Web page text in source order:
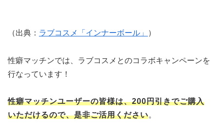
（出典： ラブコスメ「インナーボール」 ）
性癖マッチンでは、ラブコスメとのコラボキャンペーンを
行なっています！
性癖マッチンユーザーの皆様は、200円引きでご購入
いただけるので、是非ご活用ください。